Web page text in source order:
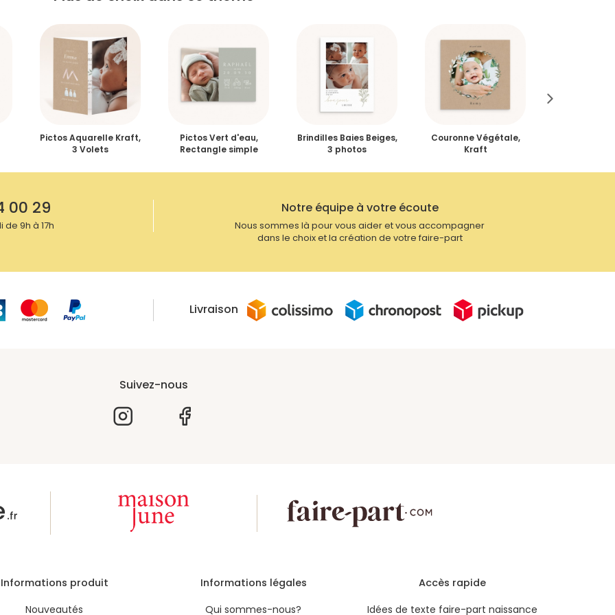
Pictos Aquarelle Kraft,
3 Volets
Pictos Vert d'eau,
Rectangle simple
Brindilles Baies Beiges,
3 photos
Couronne Végétale,
Kraft
00 29
9h à 17h
Notre équipe à votre écoute
Nous sommes là pour vous aider et vous accompagner
dans le choix et la création de votre faire-part
Livraison
Suivez-nous
Informations produit
Nouveautés
Informations légales
Qui sommes-nous?
Accès rapide
Idées de texte faire-part naissance